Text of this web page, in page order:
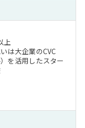
上
は大企業のCVC
を活用したスター